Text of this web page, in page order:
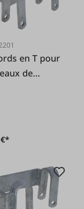
en T pour
de